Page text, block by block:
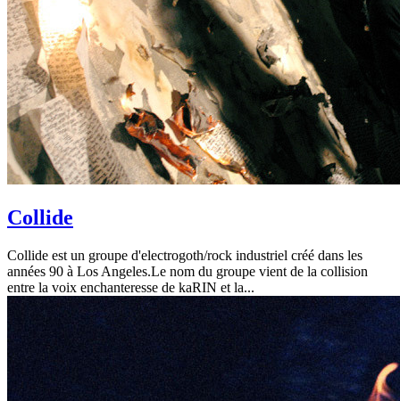
Collide
Collide est un groupe d'electrogoth/rock industriel créé dans les
années 90 à Los Angeles.Le nom du groupe vient de la collision
entre la voix enchanteresse de kaRIN et la...